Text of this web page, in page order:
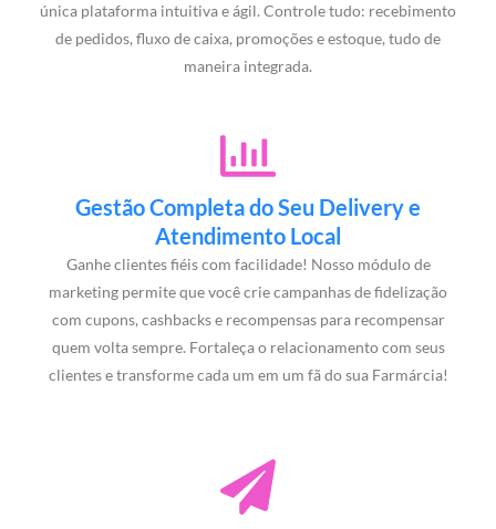
única plataforma intuitiva e ágil. Controle tudo: recebimento
de pedidos, fluxo de caixa, promoções e estoque, tudo de
maneira integrada.
Gestão Completa do Seu Delivery e
Atendimento Local
Ganhe clientes fiéis com facilidade! Nosso módulo de
marketing permite que você crie campanhas de fidelização
com cupons, cashbacks e recompensas para recompensar
quem volta sempre. Fortaleça o relacionamento com seus
clientes e transforme cada um em um fã do sua Farmárcia!